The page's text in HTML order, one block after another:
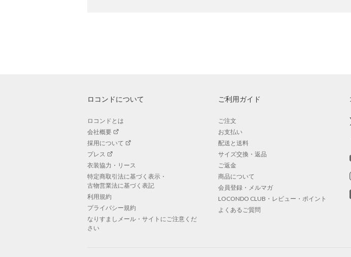
ロコンドについて
ロコンドとは
会社概要
採用について
プレス
衣装協力・リース
特定商取引法に基づく表示・
古物営業法に基づく表記
利用規約
プライバシー規約
なりすましメール・サイトにご注意くだ
さい
ご利用ガイド
ご注文
お支払い
配送と送料
サイズ交換・返品
ご返金
商品について
会員登録・メルマガ
LOCONDO CLUB・レビュー・ポイント
よくあるご質問